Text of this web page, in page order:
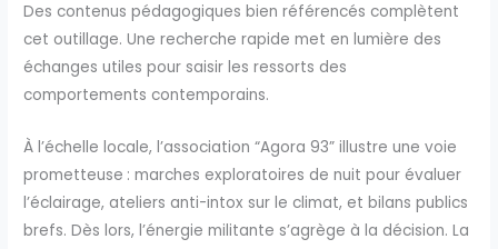
Des contenus pédagogiques bien référencés complètent
cet outillage. Une recherche rapide met en lumière des
échanges utiles pour saisir les ressorts des
comportements contemporains.
À l’échelle locale, l’association “Agora 93” illustre une voie
prometteuse : marches exploratoires de nuit pour évaluer
l’éclairage, ateliers anti-intox sur le climat, et bilans publics
brefs. Dès lors, l’énergie militante s’agrège à la décision. La